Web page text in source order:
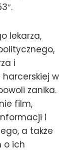
lekarza,
i
harcerskiej w
zanika.
film,
i
a także
o ich